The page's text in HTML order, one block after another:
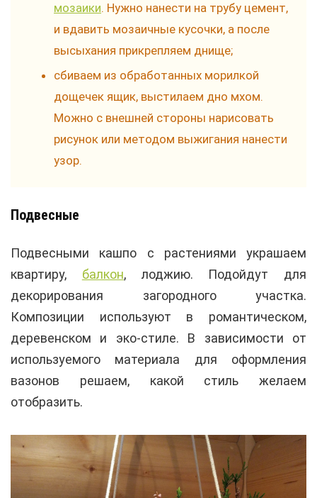
мозаики. Нужно нанести на трубу цемент,
и вдавить мозаичные кусочки, а после
высыхания прикрепляем днище;
сбиваем из обработанных морилкой
дощечек ящик, выстилаем дно мхом.
Можно с внешней стороны нарисовать
рисунок или методом выжигания нанести
узор.
Подвесные
Подвесными кашпо с растениями украшаем
квартиру, балкон, лоджию. Подойдут для
декорирования загородного участка.
Композиции используют в романтическом,
деревенском и эко-стиле. В зависимости от
используемого материала для оформления
вазонов решаем, какой стиль желаем
отобразить.